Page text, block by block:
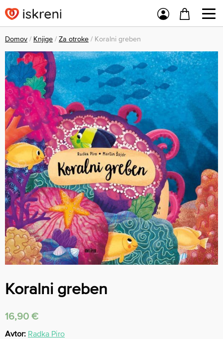
Domov / Knjige / Za otroke / Koralni greben
Koralni greben
16,90 €
Avtor: Radka Piro